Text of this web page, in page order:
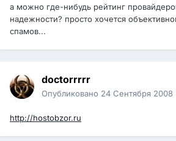
а можно где-нибудь рейтинг
надежности? просто хочется
спамов...
doctorrrrr
Опубликовано 24 Сентября 2008
http://hostobzor.ru